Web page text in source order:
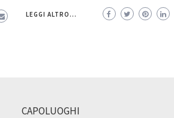
LEGGI ALTRO...
CAPOLUOGHI